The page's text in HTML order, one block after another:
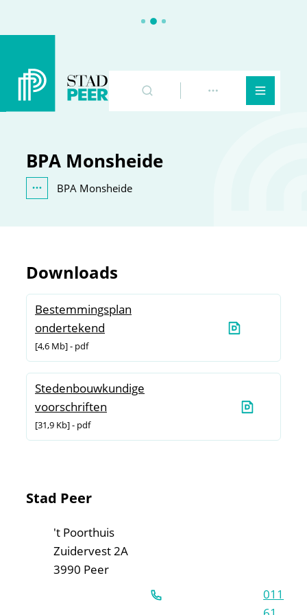
Zoeken Toon meerMenu
BPA Monsheide
Toon alle broodkruimel items
BPA Monsheide
Downloads
Bestemmingsplan
ondertekend
4,6 Mb pdf
Stedenbouwkundige
voorschriften
31,9 Kb pdf
Contact & openingsuren
Stad Peer
Adres't Poorthuis
Zuidervest 2A
,3990 Peer
011